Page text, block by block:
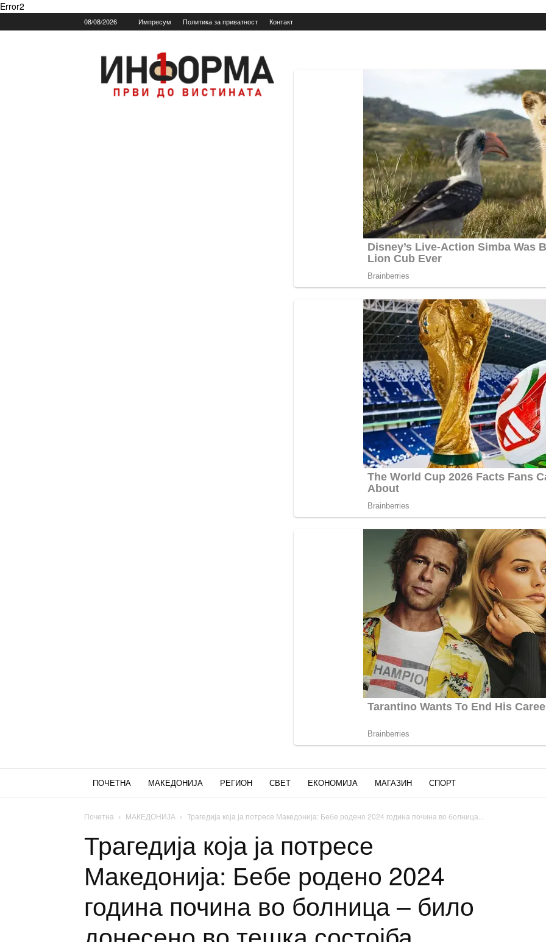
Error2
08/08/2026 Импресум Политика за приватност Контакт
Informa.mk
ПОЧЕТНА МАКЕДОНИЈА РЕГИОН СВЕТ ЕКОНОМИЈА МАГАЗИН СПОРТ
Почетна МАКЕДОНИЈА Трагедија која ја потресе Македонија: Бебе родено 2024 година почина во болница...
Трагедија која ја потресе
Македонија: Бебе родено 2024
година почина во болница – било